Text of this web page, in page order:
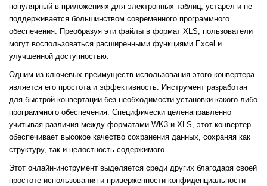
популярный в приложениях для электронных таблиц, устарел и не
поддерживается большинством современного программного
обеспечения. Преобразуя эти файлы в формат XLS, пользователи
могут воспользоваться расширенными функциями Excel и
улучшенной доступностью.
Одним из ключевых преимуществ использования этого конвертера
является его простота и эффективность. Инструмент разработан
для быстрой конвертации без необходимости установки какого-либо
программного обеспечения. Специфически целенаправленно
учитывая различия между форматами WK3 и XLS, этот конвертер
обеспечивает высокое качество сохранения данных, сохраняя как
структуру, так и целостность содержимого.
Этот онлайн-инструмент выделяется среди других благодаря своей
простоте использования и приверженности конфиденциальности